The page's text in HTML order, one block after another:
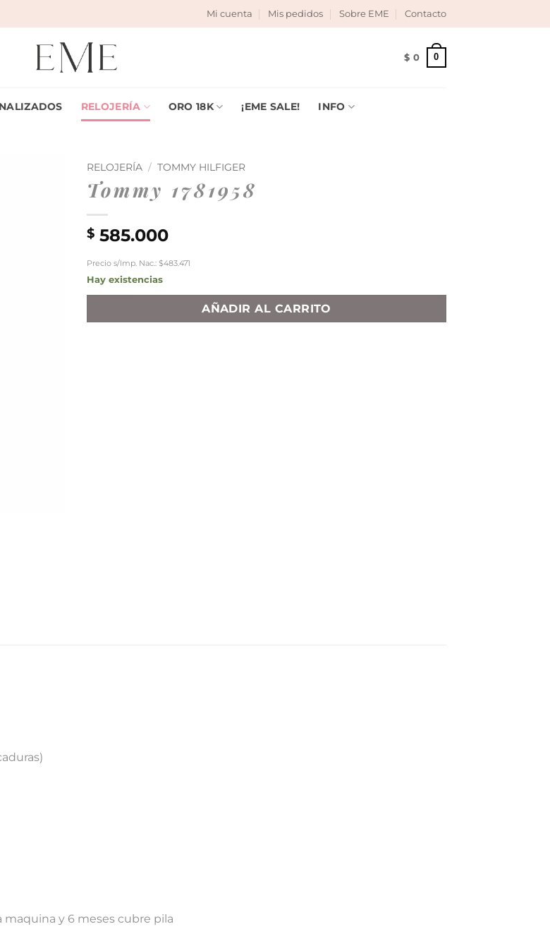
con transferencia bancaria! Envío gratis desde $150.000!|Cuotas sin interés!|
Mi cuenta Mis pedidos Sobre EME Contacto
$ 0 0
RELOJERÍA ORO 18K ¡EME SALE! INFO
RELOJERÍA / TOMMY HILFIGER
Tommy 1781958
$ 585.000
Precio s/Imp. Nac.: $483.471
Hay existencias
AÑADIR AL CARRITO
maquina y 6 meses cubre pila